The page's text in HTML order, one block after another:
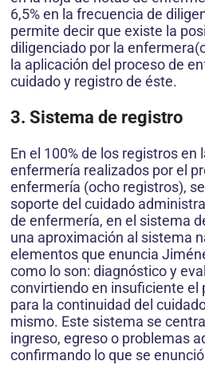
6,5% en la frecuencia de
permite decir que existe la
diligenciado por la
la aplicación del proceso de
cuidado y registro de éste.
3. Sistema de registro
En el 100% de los registros en
enfermería realizados por el
enfermería (ocho registros),
soporte del cuidado
de enfermería, en el sistema
una aproximación al sistema
elementos que enuncia
como lo son: diagnóstico y
convirtiendo en insuficiente el
para la continuidad del
mismo. Este sistema se
ingreso, egreso o problemas
confirmando lo que se